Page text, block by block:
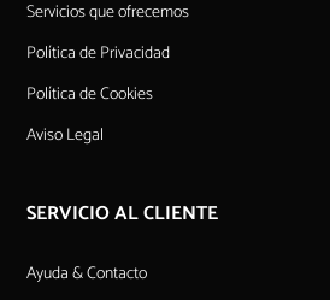
Servicios que ofrecemos
Política de Privacidad
Política de Cookies
Aviso Legal
SERVICIO AL CLIENTE
Ayuda & Contacto